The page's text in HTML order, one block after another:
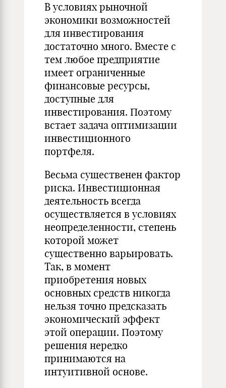
В условиях рыночной
экономики возможностей
для инвестирования
достаточно много. Вместе с
тем любое предприятие
имеет ограниченные
финансовые ресурсы,
доступные для
инвестирования. Поэтому
встает задача оптимизации
инвестиционного
портфеля.
Весьма существенен фактор
риска. Инвестиционная
деятельность всегда
осуществляется в условиях
неопределенности, степень
которой может
существенно варьировать.
Так, в момент
приобретения новых
основных средств никогда
нельзя точно предсказать
экономический эффект
этой операции. Поэтому
решения нередко
принимаются на
интуитивной основе.